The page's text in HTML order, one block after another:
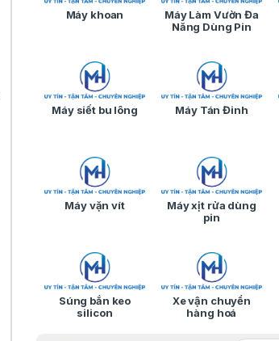
Máy khoan
Máy Làm Vườn Đa
Năng Dùng Pin
Máy siết bu lông Máy Tán Đinh
Máy vặn vít
Máy xịt rửa dùng
pin
Súng bắn keo
silicon
Xe vận chuyển
hàng hoá